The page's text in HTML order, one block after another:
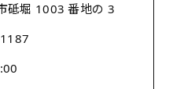
砥堀 1003 番地の 3